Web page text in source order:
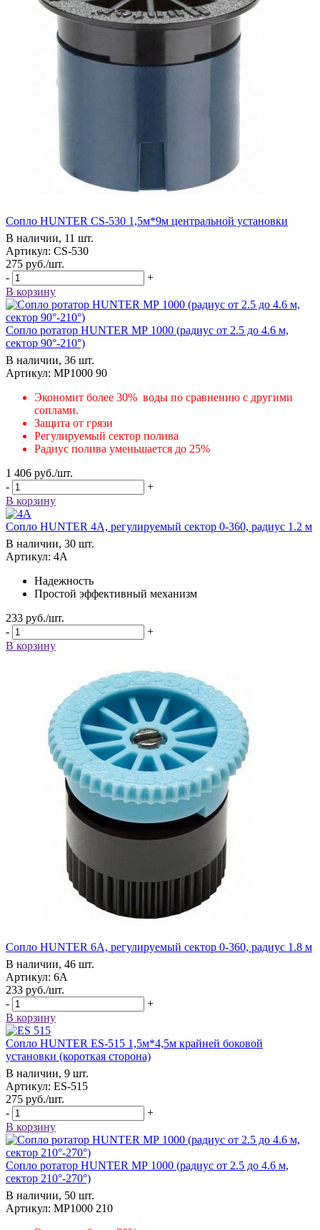
Сопло HUNTER CS-530 1,5м*9м центральной установки
В наличии, 11 шт.
Артикул: CS-530
275 руб./шт.
-
+
В корзину
Сопло ротатор HUNTER МР 1000 (радиус от 2.5 до 4.6 м,
сектор 90°-210°)
В наличии, 36 шт.
Артикул: MP1000 90
Экономит более 30% воды по сравнению с другими
соплами.
Защита от грязи
Регулируемый сектор полива
Радиус полива уменьшается до 25%
1 406 руб./шт.
-
+
В корзину
Сопло HUNTER 4А, регулируемый сектор 0-360, радиус 1.2 м
В наличии, 30 шт.
Артикул: 4А
Надежность
Простой эффективный механизм
233 руб./шт.
-
+
В корзину
Сопло HUNTER 6А, регулируемый сектор 0-360, радиус 1.8 м
В наличии, 46 шт.
Артикул: 6А
233 руб./шт.
-
+
В корзину
Сопло HUNTER ES-515 1,5м*4,5м крайней боковой
установки (короткая сторона)
В наличии, 9 шт.
Артикул: ES-515
275 руб./шт.
-
+
В корзину
Сопло ротатор HUNTER МР 1000 (радиус от 2.5 до 4.6 м,
сектор 210°-270°)
В наличии, 50 шт.
Артикул: MP1000 210